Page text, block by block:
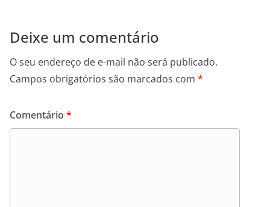
Deixe um comentário
O seu endereço de e-mail não será publicado.
Campos obrigatórios são marcados com *
Comentário *